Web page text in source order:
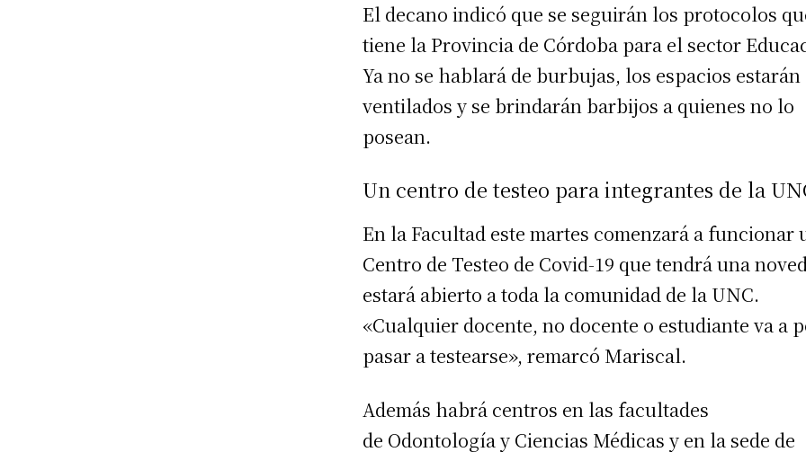
El decano indicó que se seguirán los protocolos
tiene la Provincia de Córdoba para el sector
Ya no se hablará de burbujas, los espacios estarán
ventilados y se brindarán barbijos a quienes no lo
posean.
Un centro de testeo para integrantes de la
En la Facultad este martes comenzará a funcionar
Centro de Testeo de Covid-19 que tendrá una
estará abierto a toda la comunidad de la UNC.
«Cualquier docente, no docente o estudiante va a
pasar a testearse», remarcó Mariscal.
Además habrá centros en las facultades
de Odontología y Ciencias Médicas y en la sede de